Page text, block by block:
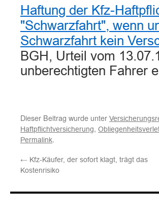
Haftung der Kfz-
"Schwarzfahrt", wenn
Schwarzfahrt kein
BGH, Urteil vom
unberechtigten Fahrer
Dieser Beitrag wurde unter
Haftpflichtversicherung,
Permalink.
← Kfz-Käufer, der sofort klagt, trägt das
Kostenrisiko